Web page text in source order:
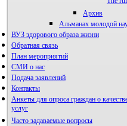
Архив
Альманах молодой
Редакция
ВУЗ здорового образа жизни
Обратная связь
План мероприятий
СМИ о нас
Подача заявлений
Контакты
Анкеты для опроса граждан о
услуг
Часто задаваемые вопросы